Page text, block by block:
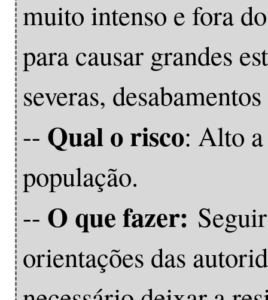
muito intenso e fora
para causar grandes
severas,
-- Qual o risco: Alto a
população.
-- O que fazer:
orientações das